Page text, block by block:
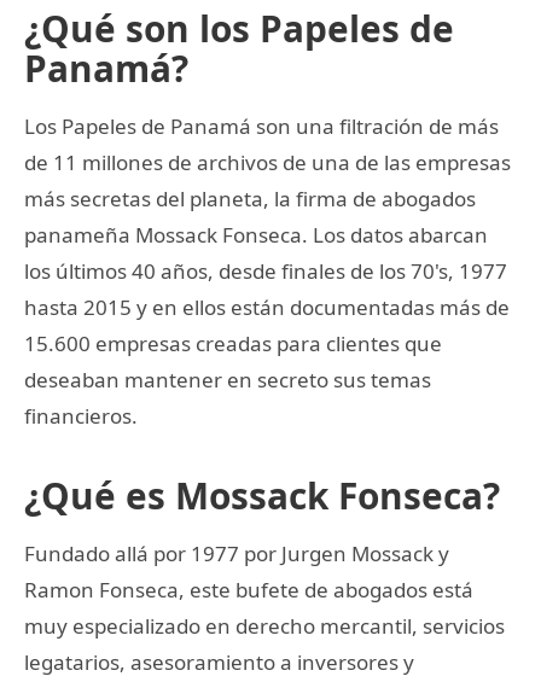
¿Qué son los Papeles de
Panamá?
Los Papeles de Panamá son una filtración de más
de 11 millones de archivos de una de las empresas
más secretas del planeta, la firma de abogados
panameña Mossack Fonseca. Los datos abarcan
los últimos 40 años, desde finales de los 70's, 1977
hasta 2015 y en ellos están documentadas más de
15.600 empresas creadas para clientes que
deseaban mantener en secreto sus temas
financieros.
¿Qué es Mossack Fonseca?
Fundado allá por 1977 por Jurgen Mossack y
Ramon Fonseca, este bufete de abogados está
muy especializado en derecho mercantil, servicios
legatarios, asesoramiento a inversores y